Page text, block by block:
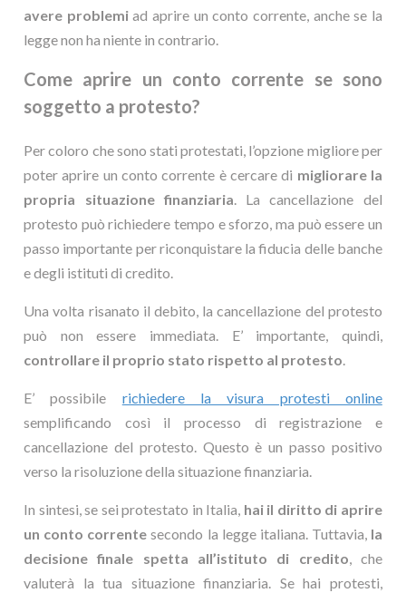
avere problemiad aprire un conto corrente, anche se la
legge non ha niente in contrario.
Come aprire un conto corrente se sono
soggetto a protesto?
Per coloro che sono stati protestati, l’opzione migliore per
poter aprire un conto corrente è cercare di migliorare la
propria situazione finanziaria. La cancellazione del
protesto può richiedere tempo e sforzo, ma può essere un
passo importante per riconquistare la fiducia delle banche
e degli istituti di credito.
Una volta risanato il debito, la cancellazione del protesto
può non essere immediata. E’ importante, quindi,
controllare il proprio stato rispetto al protesto.
E’ possibile richiedere la visura protesti online
semplificando così il processo di registrazione e
cancellazione del protesto. Questo è un passo positivo
verso la risoluzione della situazione finanziaria.
In sintesi, se sei protestato in Italia, hai il diritto di aprire
un conto corrente secondo la legge italiana. Tuttavia, la
decisione finale spetta all’istituto di credito, che
valuterà la tua situazione finanziaria. Se hai protesti,